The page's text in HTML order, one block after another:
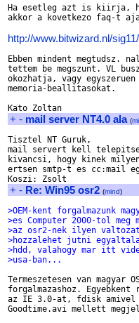
Ha esetleg azt is kiirja,
akkor a kovetkezo faq-t
http://www.bitwizard.nl/sig11/
Ebben mindent megtudsz.
tettem be megszunt. VL
okozhatja, vagy
memoria-beallitasokat.
+ - mail server NT4.0 ala (
Tisztel NT Guruk,
mail servert kell
kivancsi, hogy kinek
ertsen smtp-t es cc:mail
+ - Re: Win95 osr2 (mind)
>OEM-kent forgalmazunk
>es Computer 2000-tol
>az osr2-nek ilyen
>hozzalehet jutni
>hdd, valahogy mar itt
>usa-ban...
Termeszetesen van
forgalmazashoz. Egyebkent
az IE 3.0-at, fdisk amivel
Goodtime.avi mellett